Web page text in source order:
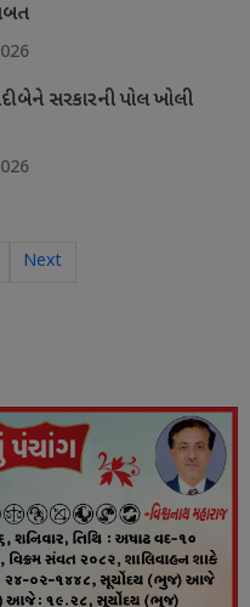
સરકારની પોલ ખોલી
Next